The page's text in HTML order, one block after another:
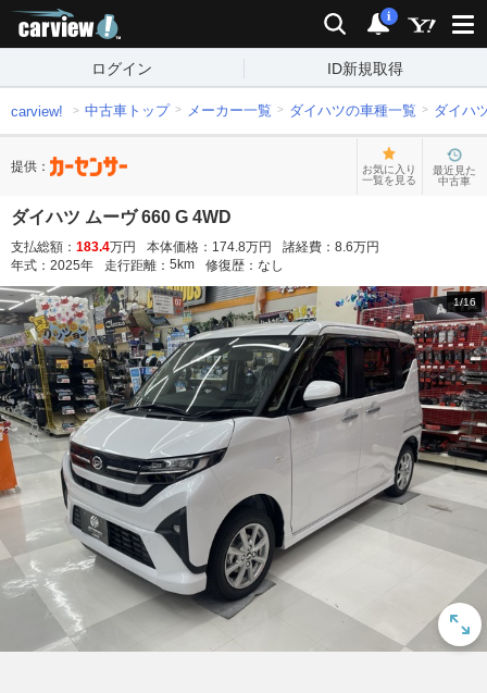
検索 通知
i
ログイン ID新規取得
carview! 中古車トップ メーカー一覧 ダイハツの車種一覧 ダイハ
提供：
お気に入り
一覧を見る
最近見た
中古車
ダイハツ ムーヴ 660 G 4WD
支払総額： 183.4万円 本体価格： 174.8万円 諸経費： 8.6万円
年式： 2025年 走行距離： 5 km 修復歴： なし
1/16